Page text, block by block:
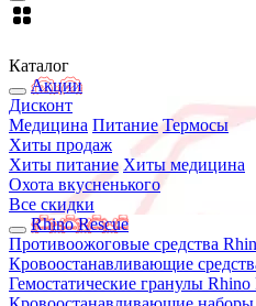
Каталог
Акции
Дисконт
Медицина Питание Термосы
Хиты продаж
Хиты питание Хиты медицина
Охота вкусненького
Все скидки
Rhino Rescue
Противоожоговые средства
Кровоостанавливающие
Гемостатические гранулы Rhino